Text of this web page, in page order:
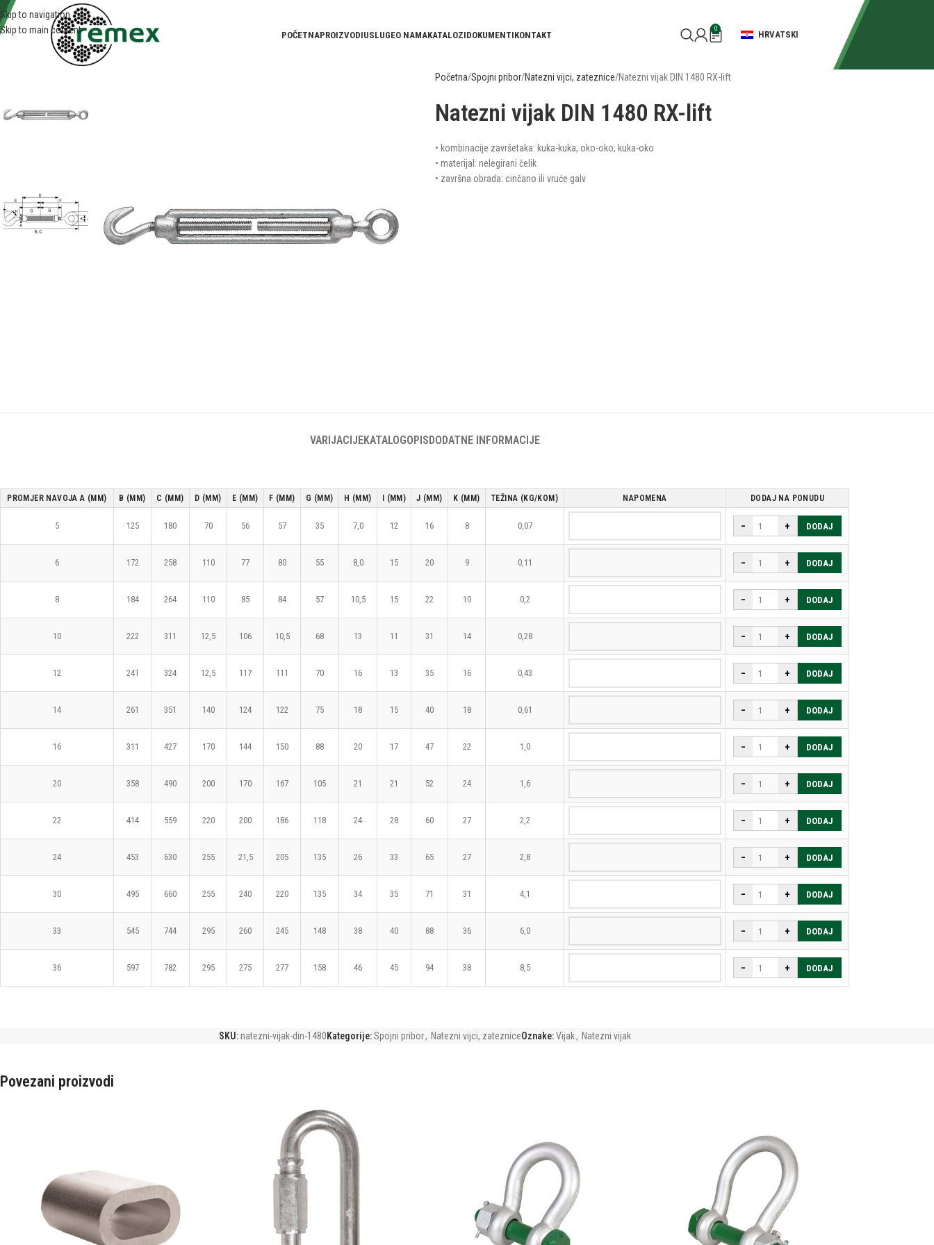
Skip to navigation
Skip to main content
POČETNAPROIZVODIUSLUGEO NAMAKATALOZIDOKUMENTIKONTAKT
0
HRVATSKI
Početna Spojni pribor Natezni vijci, zateznice Natezni vijak DIN 1480 RX-lift
Natezni vijak DIN 1480 RX-lift
• kombinacije završetaka: kuka-kuka, oko-oko, kuka-oko
• materijal: nelegirani čelik
• završna obrada: cinčano ili vruće galv
VARIJACIJEKATALOGOPISDODATNE INFORMACIJE
PROMJER NAVOJA A (MM) B (MM) C (MM) D (MM) E (MM) F (MM) G (MM) H (MM) I (MM) J (MM) K (MM) TEŽINA (KG/KOM) NAPOMENA DODAJ NA PONUDU
5 125 180 70 56 57 35 7,0 12 16 8 0,07 − + DODAJ
6 172 258 110 77 80 55 8,0 15 20 9 0,11 − + DODAJ
8 184 264 110 85 84 57 10,5 15 22 10 0,2 − + DODAJ
10 222 311 12,5 106 10,5 68 13 11 31 14 0,28 − + DODAJ
12 241 324 12,5 117 111 70 16 13 35 16 0,43 − + DODAJ
14 261 351 140 124 122 75 18 15 40 18 0,61 − + DODAJ
16 311 427 170 144 150 88 20 17 47 22 1,0 − + DODAJ
20 358 490 200 170 167 105 21 21 52 24 1,6 − + DODAJ
22 414 559 220 200 186 118 24 28 60 27 2,2 − + DODAJ
24 453 630 255 21,5 205 135 26 33 65 27 2,8 − + DODAJ
30 495 660 255 240 220 135 34 35 71 31 4,1 − + DODAJ
33 545 744 295 260 245 148 38 40 88 36 6,0 − + DODAJ
36 597 782 295 275 277 158 46 45 94 38 8,5 − + DODAJ
SKU:natezni-vijak-din-1480Kategorije: Spojni pribor, Natezni vijci, zatezniceOznake: Vijak, Natezni vijak
Povezani proizvodi